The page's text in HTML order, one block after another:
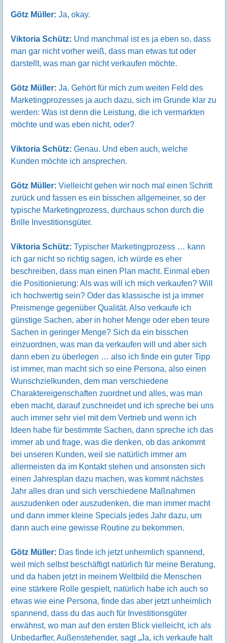
Götz Müller: Ja, okay.
Viktoria Schütz: Und manchmal ist es ja eben so, dass
man gar nicht vorher weiß, dass man etwas tut oder
darstellt, was man gar nicht verkaufen möchte.
Götz Müller: Ja. Gehört für mich zum weiten Feld des
Marketingprozesses ja auch dazu, sich im Grunde klar zu
werden: Was ist denn die Leistung, die ich vermarkten
möchte und was eben nicht, oder?
Viktoria Schütz: Genau. Und eben auch, welche
Kunden möchte ich ansprechen.
Götz Müller: Vielleicht gehen wir noch mal einen Schritt
zurück und fassen es ein bisschen allgemeiner, so der
typische Marketingprozess, durchaus schon durch die
Brille Investitionsgüter.
Viktoria Schütz: Typischer Marketingprozess … kann
ich gar nicht so richtig sagen, ich würde es eher
beschreiben, dass man einen Plan macht. Einmal eben
die Positionierung: Als was will ich mich verkaufen? Will
ich hochwertig sein? Oder das klassische ist ja immer
Preismenge gegenüber Qualität. Also verkaufe ich
günstige Sachen, aber in hoher Menge oder eben teure
Sachen in geringer Menge? Sich da ein bisschen
einzuordnen, was man da verkaufen will und aber sich
dann eben zu überlegen … also ich finde ein guter Tipp
ist immer, man macht sich so eine Persona, also einen
Wunschzielkunden, dem man verschiedene
Charaktereigenschaften zuordnet und alles, was man
eben macht, darauf zuschneidet und ich spreche bei uns
auch immer sehr viel mit dem Vertrieb und wenn ich
Ideen habe für bestimmte Sachen, dann spreche ich das
immer ab und frage, was die denken, ob das ankommt
bei unseren Kunden, weil sie natürlich immer am
allermeisten da im Kontakt stehen und ansonsten sich
einen Jahresplan dazu machen, was kommt nächstes
Jahr alles dran und sich verschiedene Maßnahmen
auszudenken oder auszudenken, die man immer macht
und dann immer kleine Specials jedes Jahr dazu, um
dann auch eine gewisse Routine zu bekommen.
Götz Müller: Das finde ich jetzt unheimlich spannend,
weil mich selbst beschäftigt natürlich für meine Beratung,
und da haben jetzt in meinem Weltbild die Menschen
eine stärkere Rolle gespielt, natürlich habe ich auch so
etwas wie eine Persona, finde das aber jetzt unheimlich
spannend, dass du das auch für Investitionsgüter
erwähnst, wo man auf den ersten Blick vielleicht, ich als
Unbedarfter, Außenstehender, sagt „Ja, ich verkaufe halt